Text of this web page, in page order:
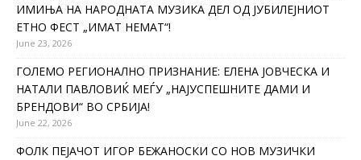
ИМИЊА НА НАРОДНАТА МУЗИКА ДЕЛ ОД ЈУБИЛЕЈНИОТ
ЕТНО ФЕСТ „ИМАТ НЕМАТ“!
June 23, 2026
ГОЛЕМО РЕГИОНАЛНО ПРИЗНАНИЕ: ЕЛЕНА ЈОВЧЕСКА И
НАТАЛИ ПАВЛОВИЌ МЕЃУ „НАЈУСПЕШНИТЕ ДАМИ И
БРЕНДОВИ“ ВО СРБИЈА!
June 22, 2026
ФОЛК ПЕЈАЧОТ ИГОР БЕЖАНОСКИ СО НОВ МУЗИЧКИ